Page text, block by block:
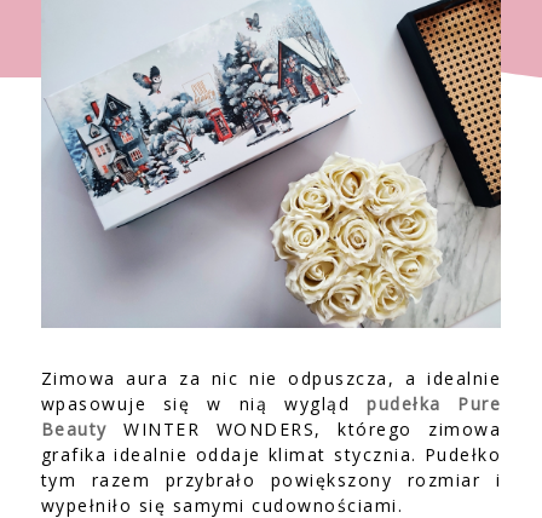
Zimowa aura za nic nie odpuszcza, a idealnie
wpasowuje się w nią wyglądpudełka Pure
Beauty WINTER WONDERS, którego zimowa
grafika idealnie oddaje klimat stycznia. Pudełko
tym razem przybrało powiększony rozmiar i
wypełniło się samymi cudownościami.